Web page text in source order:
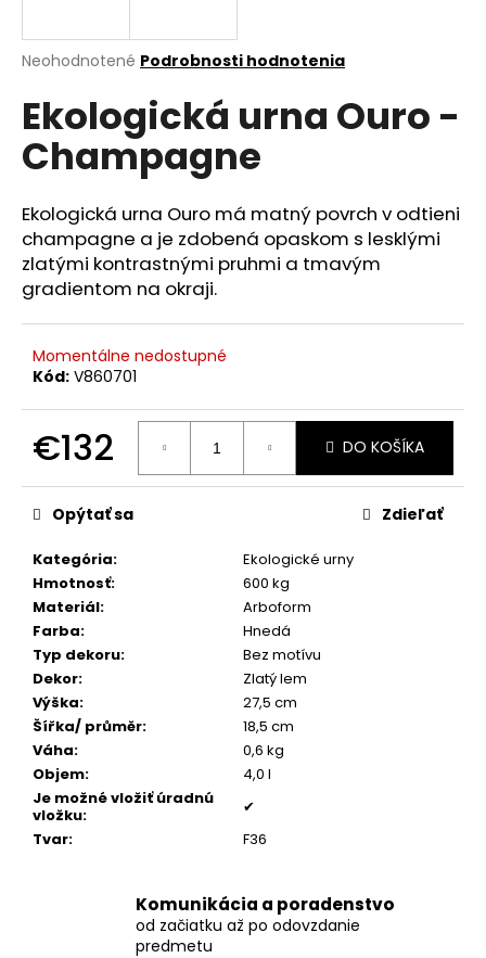
Priemerné
produktu
je
0,0
z
hviezdičiek.
Neohodnotené Podrobnosti hodnotenia
Ekologická urna Ouro -
Champagne
Ekologická urna Ouro má matný povrch v odtieni
champagne a je zdobená opaskom s lesklými
zlatými kontrastnými pruhmi a tmavým
gradientom na okraji.
Momentálne nedostupné
Kód: V860701
€132
cena:
DO KOŠÍKA
Kategória:
Ekologické urny
Hmotnosť:
600 kg
Materiál:
Arboform
Farba:
Hnedá
Typ dekoru:
Bez motívu
Dekor:
Zlatý lem
Výška:
27,5 cm
Šířka/ průměr:
18,5 cm
Váha:
0,6 kg
Objem:
4,0 l
Je možné vložiť úradnú
vložku:
✔
Tvar: F36
Opýtať sa Zdieľať
Komunikácia a poradenstvo
od začiatku až po odovzdanie
predmetu
j
ť
?
HĽADAŤ
O
d
o
č
a
e
POZLÁTENÝ
PRSTEŇ
ZELENÝ
ACHÁT
€160